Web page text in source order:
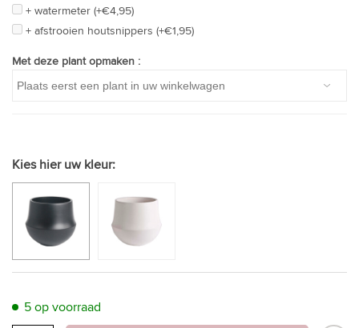
+ watermeter (+€4,95)
+ afstrooien houtsnippers (+€1,95)
Met deze plant opmaken :
Kies hier uw kleur:
5 op voorraad